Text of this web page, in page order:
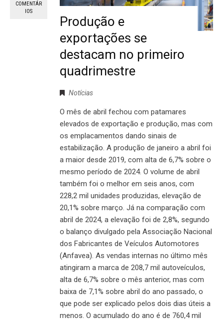
COMENTÁR
IOS
Produção e
exportações se
destacam no primeiro
quadrimestre
Notícias
O mês de abril fechou com patamares
elevados de exportação e produção, mas com
os emplacamentos dando sinais de
estabilização. A produção de janeiro a abril foi
a maior desde 2019, com alta de 6,7% sobre o
mesmo período de 2024. O volume de abril
também foi o melhor em seis anos, com
228,2 mil unidades produzidas, elevação de
20,1% sobre março. Já na comparação com
abril de 2024, a elevação foi de 2,8%, segundo
o balanço divulgado pela Associação Nacional
dos Fabricantes de Veículos Automotores
(Anfavea). As vendas internas no último mês
atingiram a marca de 208,7 mil autoveículos,
alta de 6,7% sobre o mês anterior, mas com
baixa de 7,1% sobre abril do ano passado, o
que pode ser explicado pelos dois dias úteis a
menos. O acumulado do ano é de 760,4 mil